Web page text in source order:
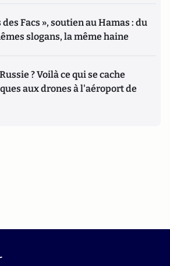
Facs », soutien au Hamas : du
slogans, la même haine
? Voilà ce qui se cache
aux drones à l'aéroport de